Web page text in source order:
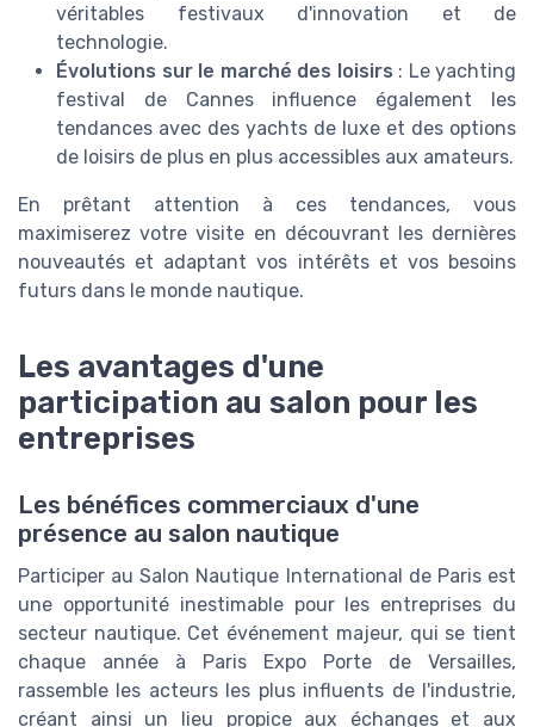
véritables festivaux d'innovation et de
technologie.
Évolutions sur le marché des loisirs : Le yachting
festival de Cannes influence également les
tendances avec des yachts de luxe et des options
de loisirs de plus en plus accessibles aux amateurs.
En prêtant attention à ces tendances, vous
maximiserez votre visite en découvrant les dernières
nouveautés et adaptant vos intérêts et vos besoins
futurs dans le monde nautique.
Les avantages d'une
participation au salon pour les
entreprises
Les bénéfices commerciaux d'une
présence au salon nautique
Participer au Salon Nautique International de Paris est
une opportunité inestimable pour les entreprises du
secteur nautique. Cet événement majeur, qui se tient
chaque année à Paris Expo Porte de Versailles,
rassemble les acteurs les plus influents de l'industrie,
créant ainsi un lieu propice aux échanges et aux